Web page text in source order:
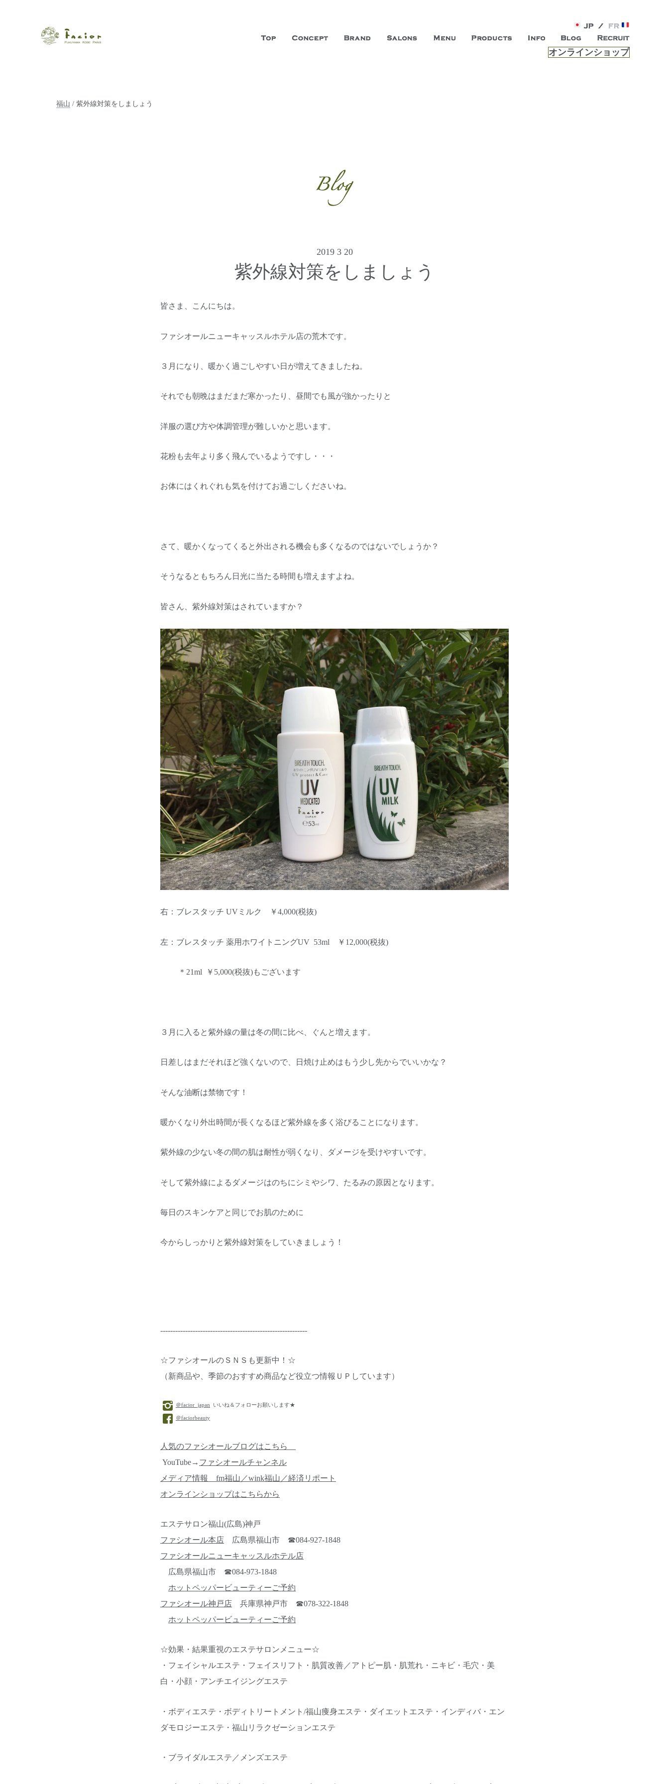
【福山・神戸・Paris】オーガニックエステサロン ファシオールは、 内面から輝く美をトー
瀬戸内から世界に展開するエステサロン「ファシオール」。福山市に3店舗、神戸三宮に「神戸店」 パリサンジェルマン通りに「パリ店」がオープン。お客様のもつ「自らしい美しさ」を追求し、未来の
ポジティブライフを応援します。オーガニックコスメ・商品にこだわり、内面から美しくなることを追求する「本物」の商品・技術・サービスを提供する総合エステサロンです。
オンラインショップ
福山 / 紫外線対策をしましょう
2019 3 20
紫外線対策をしましょう
皆さま、こんにちは。
ファシオールニューキャッスルホテル店の荒木です。
３月になり、暖かく過ごしやすい日が増えてきましたね。
それでも朝晩はまだまだ寒かったり、昼間でも風が強かったりと
洋服の選び方や体調管理が難しいかと思います。
花粉も去年より多く飛んでいるようですし・・・
お体にはくれぐれも気を付けてお過ごしくださいね。
さて、暖かくなってくると外出される機会も多くなるのではないでしょうか？
そうなるともちろん日光に当たる時間も増えますよね。
皆さん、紫外線対策はされていますか？
右：ブレスタッチ UVミルク ￥4,000(税抜)
左：ブレスタッチ 薬用ホワイトニングUV 53ml ￥12,000(税抜)
＊21ml ￥5,000(税抜)もございます
３月に入ると紫外線の量は冬の間に比べ、ぐんと増えます。
日差しはまだそれほど強くないので、日焼け止めはもう少し先からでいいかな？
そんな油断は禁物です！
暖かくなり外出時間が長くなるほど紫外線を多く浴びることになります。
紫外線の少ない冬の間の肌は耐性が弱くなり、ダメージを受けやすいです。
そして紫外線によるダメージはのちにシミやシワ、たるみの原因となります。
毎日のスキンケアと同じでお肌のために
今からしっかりと紫外線対策をしていきましょう！
-----------------------------------------------------------
☆ファシオールのＳＮＳも更新中！☆
（新商品や、季節のおすすめ商品など役立つ情報ＵＰしています）
＠facior_japan いいね＆フォローお願いします★
＠faciorbeauty
人気のファシオールブログはこちら
YouTube→ ファシオールチャンネル
メディア情報 fm福山／wink福山／経済リポート
オンラインショップはこちらから
エステサロン福山(広島)神戸
ファシオール本店 広島県福山市 ☎084-927-1848
ファシオールニューキャッスルホテル店
広島県福山市 ☎084-973-1848
ホットペッパービューティーご予約
ファシオール神戸店 兵庫県神戸市 ☎078-322-1848
ホットペッパービューティーご予約
☆効果・結果重視のエステサロンメニュー☆
・フェイシャルエステ・フェイスリフト・肌質改善／アトピー肌・肌荒れ・ニキビ・毛穴・美
白・小顔・アンチエイジングエステ
・ボディエステ・ボディトリートメント/福山痩身エステ・ダイエットエステ・インディバ・エン
ダモロジーエステ・福山リラクゼーションエステ
・ブライダルエステ／メンズエステ